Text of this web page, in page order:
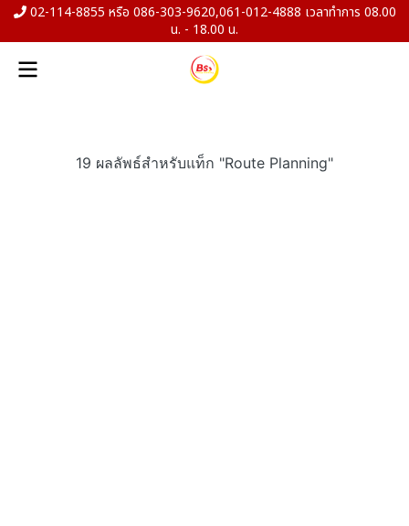
02-114-8855 หรือ 086-303-9620,061-012-4888 เวลาทำการ 08.00
น. - 18.00 น.
19 ผลลัพธ์สำหรับแท็ก "Route Planning"